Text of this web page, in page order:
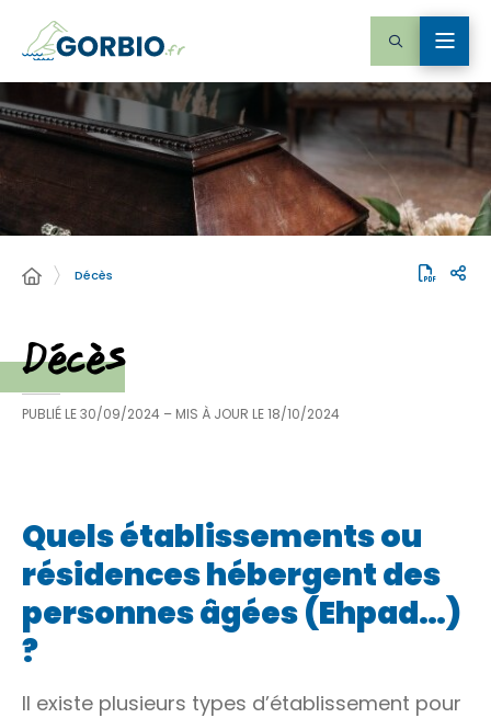
Décès
Décès
PUBLIÉ LE30/09/2024 – MIS À JOUR LE18/10/2024
Quels établissements ou
résidences hébergent des
personnes âgées (Ehpad…)
?
Il existe plusieurs types d’établissement pour